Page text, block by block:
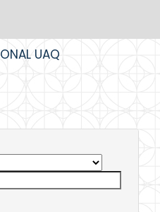
UAQ